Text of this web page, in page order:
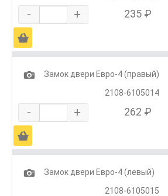
- + 235 ₽
Ä
1
Замок двери Евро-4 (правый)
2108-6105014
- + 262 ₽
Ä
1
Замок двери Евро-4 (левый)
2108-6105015